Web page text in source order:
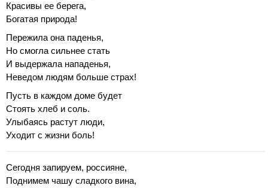
Красивы ее берега,
Богатая природа!
Пережила она паденья,
Но смогла сильнее стать
И выдержала нападенья,
Неведом людям больше страх!
Пусть в каждом доме будет
Стоять хлеб и соль.
Улыбаясь растут люди,
Уходит с жизни боль!
Сегодня запируем, россияне,
Поднимем чашу сладкого вина,